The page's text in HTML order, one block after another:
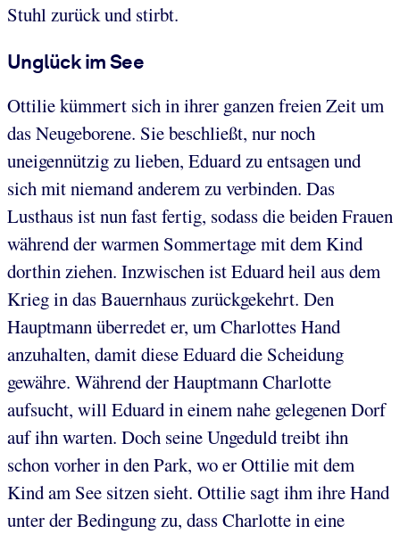
Stuhl zurück und stirbt.
Unglück im See
Ottilie kümmert sich in ihrer ganzen freien Zeit um
das Neugeborene. Sie beschließt, nur noch
uneigennützig zu lieben, Eduard zu entsagen und
sich mit niemand anderem zu verbinden. Das
Lusthaus ist nun fast fertig, sodass die beiden Frauen
während der warmen Sommertage mit dem Kind
dorthin ziehen. Inzwischen ist Eduard heil aus dem
Krieg in das Bauernhaus zurückgekehrt. Den
Hauptmann überredet er, um Charlottes Hand
anzuhalten, damit diese Eduard die Scheidung
gewähre. Während der Hauptmann Charlotte
aufsucht, will Eduard in einem nahe gelegenen Dorf
auf ihn warten. Doch seine Ungeduld treibt ihn
schon vorher in den Park, wo er Ottilie mit dem
Kind am See sitzen sieht. Ottilie sagt ihm ihre Hand
unter der Bedingung zu, dass Charlotte in eine